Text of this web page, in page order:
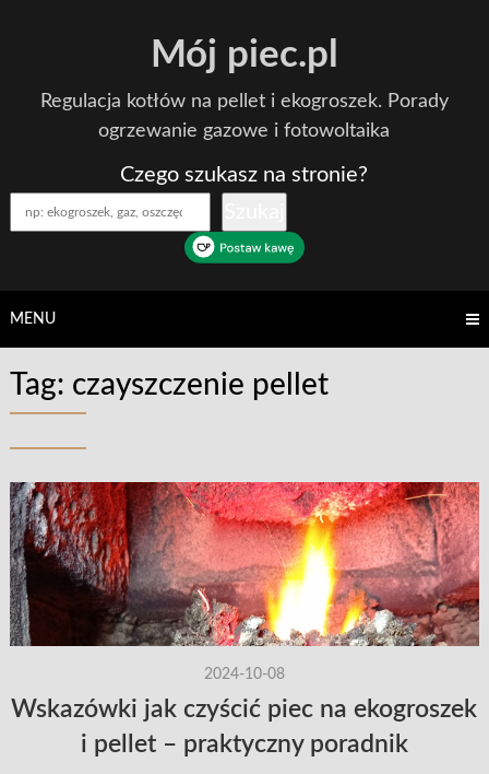
Mój piec.pl
Regulacja kotłów na pellet i ekogroszek. Porady
ogrzewanie gazowe i fotowoltaika
Czego szukasz na stronie?
MENU
Tag: czayszczenie pellet
2024-10-08
Wskazówki jak czyścić piec na ekogroszek
i pellet – praktyczny poradnik